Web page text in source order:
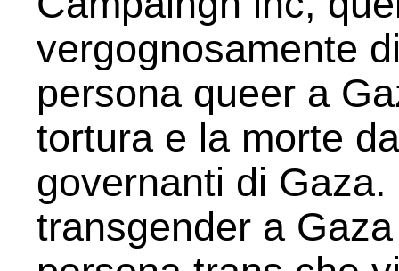
vergognosamente
persona queer a
tortura e la morte
governanti di Gaza.
transgender a